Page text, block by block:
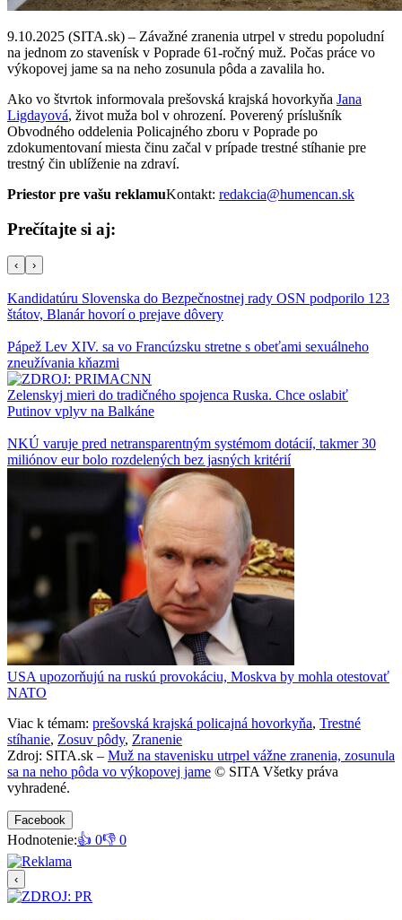
9.10.2025 (SITA.sk) – Závažné zranenia utrpel v stredu popoludní
na jednom zo stavenísk v Poprade 61-ročný muž. Počas práce vo
výkopovej jame sa na neho zosunula pôda a zavalila ho.
Ako vo štvrtok informovala prešovská krajská hovorkyňa Jana
Ligdayová, život muža bol v ohrození. Poverený príslušník
Obvodného oddelenia Policajného zboru v Poprade po
zdokumentovaní miesta činu začal v prípade trestné stíhanie pre
trestný čin ublíženie na zdraví.
Priestor pre vašu reklamuKontakt: redakcia@humencan.sk
Prečítajte si aj:
‹ ›
Kandidatúru Slovenska do Bezpečnostnej rady OSN podporilo 123
štátov, Blanár hovorí o prejave dôvery
Pápež Lev XIV. sa vo Francúzsku stretne s obeťami sexuálneho
zneužívania kňazmi
Zelenskyj mieri do tradičného spojenca Ruska. Chce oslabiť
Putinov vplyv na Balkáne
NKÚ varuje pred netransparentným systémom dotácií, takmer 30
miliónov eur bolo rozdelených bez jasných kritérií
USA upozorňujú na ruskú provokáciu, Moskva by mohla otestovať
NATO
Viac k témam: prešovská krajská policajná hovorkyňa, Trestné
stíhanie, Zosuv pôdy, Zranenie
Zdroj: SITA.sk – Muž na stavenisku utrpel vážne zranenia, zosunula
sa na neho pôda vo výkopovej jame © SITA Všetky práva
vyhradené.
Facebook
Hodnotenie:👍 0👎 0
‹